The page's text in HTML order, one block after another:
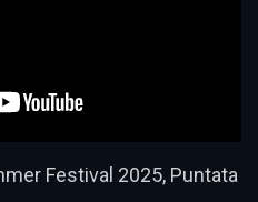
Festival 2025, Puntata